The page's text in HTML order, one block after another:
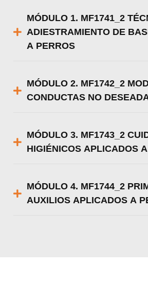
MÓDULO 1. MF1741_2
ADIESTRAMIENTO DE
A PERROS
MÓDULO 2. MF1742_2
CONDUCTAS NO
MÓDULO 3. MF1743_2
HIGIÉNICOS APLICADOS
MÓDULO 4. MF1744_2
AUXILIOS APLICADOS A